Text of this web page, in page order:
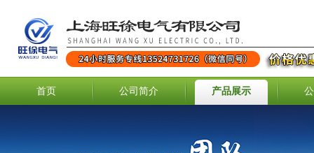
首页 公司简介 产品展示